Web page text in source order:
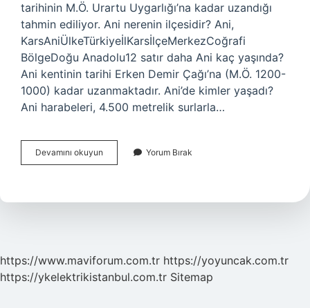
tarihinin M.Ö. Urartu Uygarlığı’na kadar uzandığı
tahmin ediliyor. Ani nerenin ilçesidir? Ani,
KarsAniÜlkeTürkiyeİlKarsİlçeMerkezCoğrafi
BölgeDoğu Anadolu12 satır daha Ani kaç yaşında?
Ani kentinin tarihi Erken Demir Çağı’na (M.Ö. 1200-
1000) kadar uzanmaktadır. Ani’de kimler yaşadı?
Ani harabeleri, 4.500 metrelik surlarla…
Devamını okuyun
Şuan
Yorum Bırak
https://www.maviforum.com.tr https://yoyuncak.com.tr
https://ykelektrikistanbul.com.tr Sitemap